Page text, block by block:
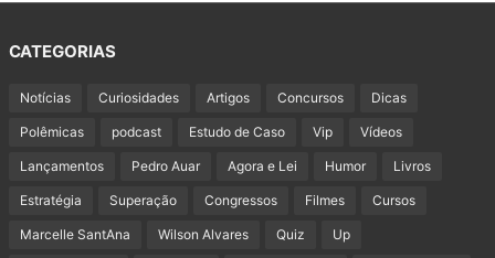
CATEGORIAS
Notícias Curiosidades Artigos Concursos Dicas
Polêmicas podcast Estudo de Caso Vip Vídeos
Lançamentos Pedro Auar Agora e Lei Humor Livros
Estratégia Superação Congressos Filmes Cursos
Marcelle SantAna Wilson Alvares Quiz Up